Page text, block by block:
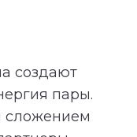
создают
пары.
сложением